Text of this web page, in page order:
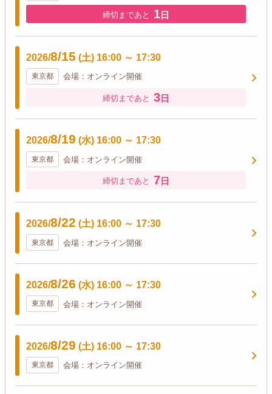
締切まであと 1日
2026/8/15 (土) 16:00 ～ 17:30
東京都 会場：オンライン開催
締切まであと 3日
2026/8/19 (水) 16:00 ～ 17:30
東京都 会場：オンライン開催
締切まであと 7 日
2026/8/22 (土) 16:00 ～ 17:30
東京都 会場：オンライン開催
2026/8/26 (水) 16:00 ～ 17:30
東京都 会場：オンライン開催
2026/8/29 (土) 16:00 ～ 17:30
東京都 会場：オンライン開催